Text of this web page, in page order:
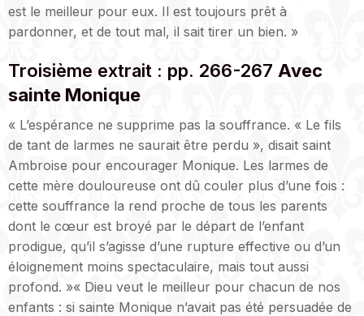
est le meilleur pour eux. Il est toujours prêt à
pardonner, et de tout mal, il sait tirer un bien. »
Troisième extrait : pp. 266-267 Avec
sainte Monique
« L’espérance ne supprime pas la souffrance. « Le fils
de tant de larmes ne saurait être perdu », disait saint
Ambroise pour encourager Monique. Les larmes de
cette mère douloureuse ont dû couler plus d’une fois :
cette souffrance la rend proche de tous les parents
dont le cœur est broyé par le départ de l’enfant
prodigue, qu’il s’agisse d’une rupture effective ou d’un
éloignement moins spectaculaire, mais tout aussi
profond. »« Dieu veut le meilleur pour chacun de nos
enfants : si sainte Monique n’avait pas été persuadée de